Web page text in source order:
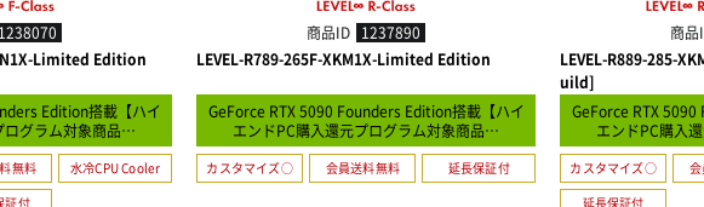
Limited Edition
Edition搭載【ハイ
ログラム対象商品…
無料
水冷CPU Cooler
証付
商品ID 1237890
LEVEL-R789-265F-XKM1X-Limited Edition
GeForce RTX 5090 Founders Edition搭載【ハイ
エンドPC購入還元プログラム対象商品…
カスタマイズ○ 会員送料無料 延長保証付
商品
LEVEL-R889-285-
uild]
GeForce RTX
エンドPC購入
カスタマイズ○
延長保証付